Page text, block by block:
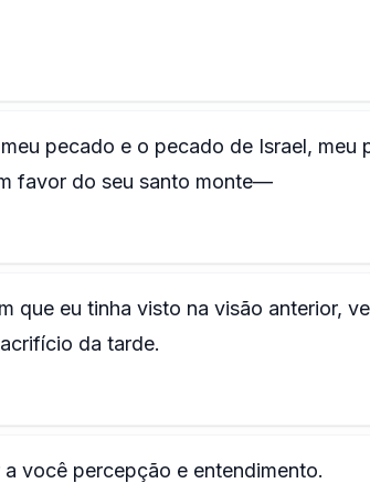
pecado e o pecado de Israel, meu
favor do seu santo monte—
que eu tinha visto na visão anterior,
da tarde.
você percepção e entendimento.